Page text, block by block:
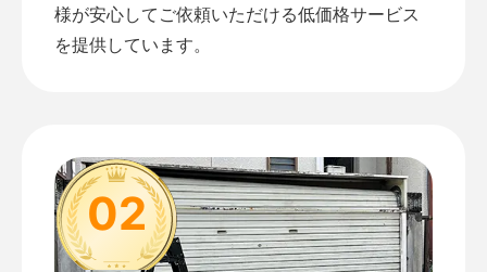
様が安心してご依頼いただける低価格サービス
を提供しています。
02